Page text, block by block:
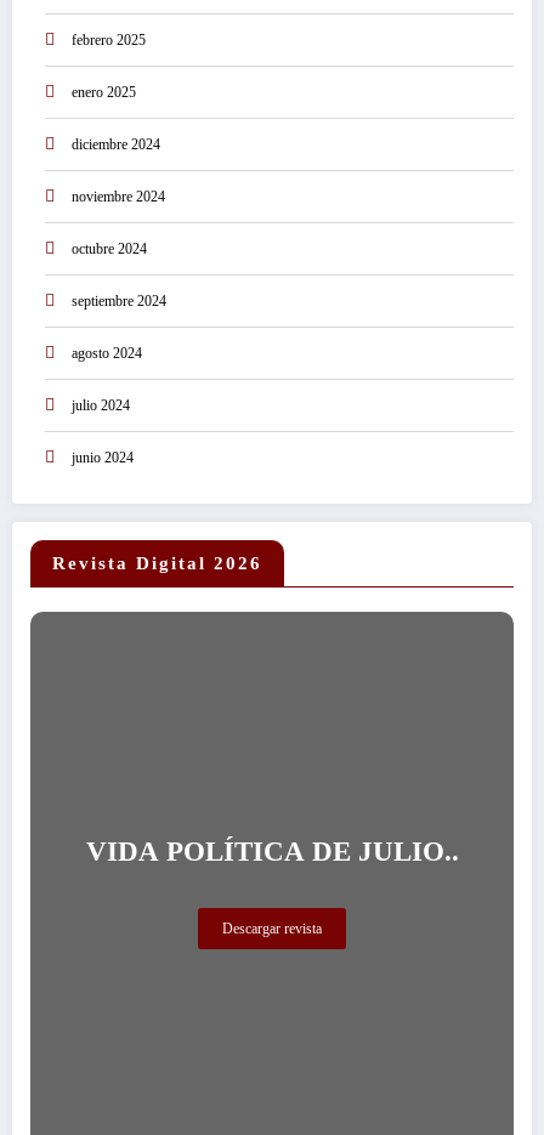
febrero 2025
enero 2025
diciembre 2024
noviembre 2024
octubre 2024
septiembre 2024
agosto 2024
julio 2024
junio 2024
Revista Digital 2026
VIDA POLÍTICA DE JULIO..
Descargar revista